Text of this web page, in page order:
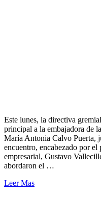
Este lunes, la directiva
principal a la embajadora de
María Antonia Calvo Puerta,
encuentro, encabezado por
empresarial, Gustavo
abordaron el …
Leer Mas